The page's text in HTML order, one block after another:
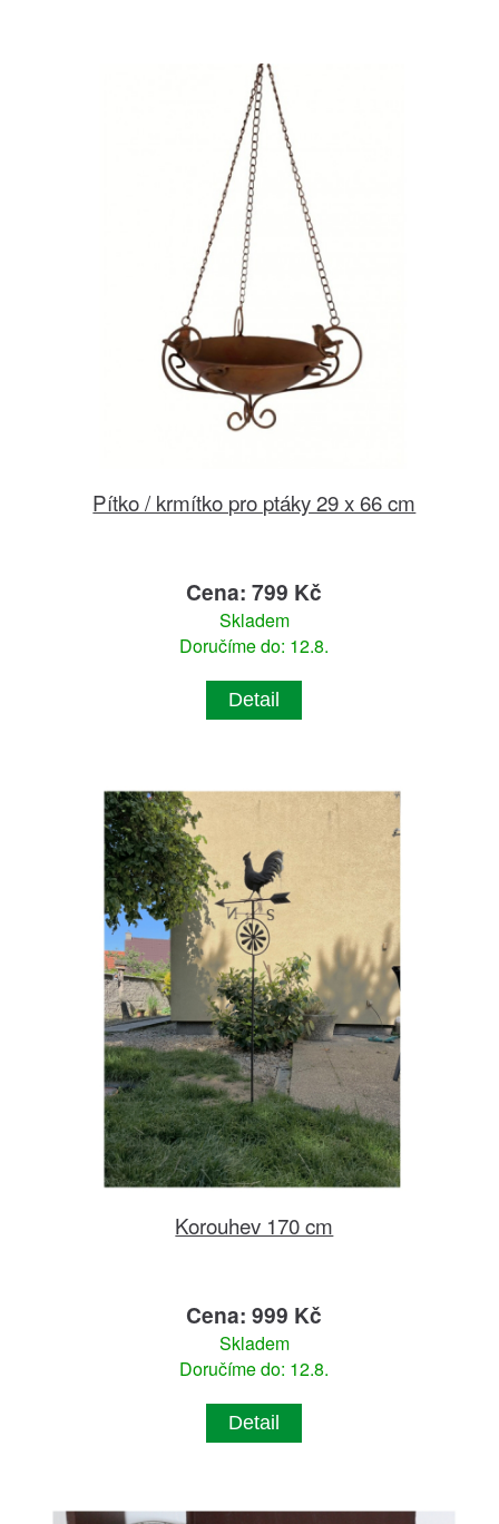
Pítko / krmítko pro ptáky 29 x 66 cm
Cena: 799 Kč
Skladem
Doručíme do: 12.8.
Detail
Korouhev 170 cm
Cena: 999 Kč
Skladem
Doručíme do: 12.8.
Detail